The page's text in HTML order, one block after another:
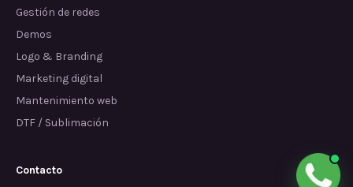
Gestión de redes
Demos
Logo & Branding
Marketing digital
Mantenimiento web
DTF / Sublimación
Contacto